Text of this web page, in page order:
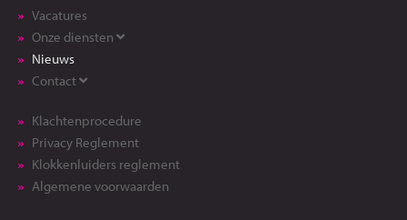
Vacatures
Onze diensten
Nieuws
Contact
Klachtenprocedure
Privacy Reglement
Klokkenluiders reglement
Algemene voorwaarden